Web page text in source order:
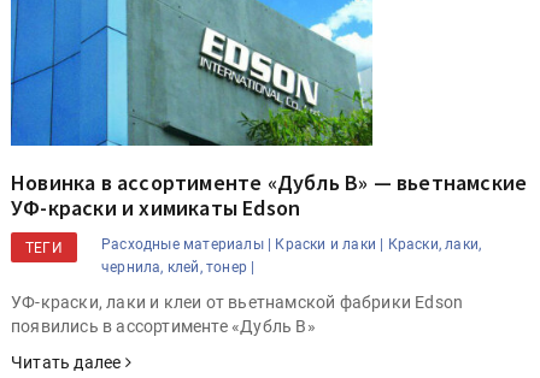
Новинка в ассортименте «Дубль В» — вьетнамские
УФ-краски и химикаты Edson
ТЕГИ Расходные материалы | Краски и лаки | Краски, лаки,
чернила, клей, тонер |
УФ-краски, лаки и клеи от вьетнамской фабрики Edson
появились в ассортименте «Дубль В»
Читать далее